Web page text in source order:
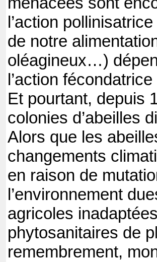
l’action
de notre
oléagineux…)
l’action
Et pourtant, depuis
colonies d’abeilles
Alors que les
changements
en raison de
l’environnement
agricoles
phytosanitaires de
remembrement,